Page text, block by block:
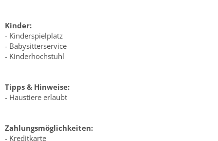
Kinder:
- Kinderspielplatz
- Babysitterservice
- Kinderhochstuhl
Tipps & Hinweise:
- Haustiere erlaubt
Zahlungsmöglichkeiten:
- Kreditkarte